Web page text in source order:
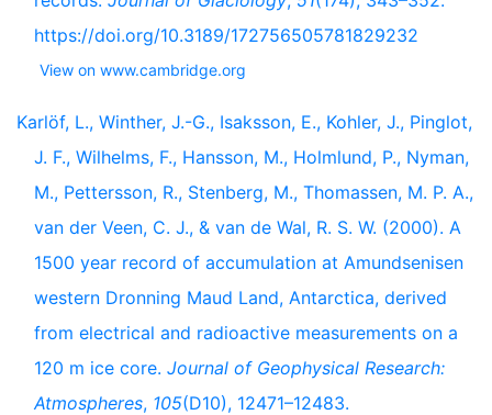
https://doi.org/10.3189/172756505781829232
View on www.cambridge.org
Karlöf, L., Winther, J.-G., Isaksson, E., Kohler, J., Pinglot,
J. F., Wilhelms, F., Hansson, M., Holmlund, P., Nyman,
M., Pettersson, R., Stenberg, M., Thomassen, M. P. A.,
van der Veen, C. J., & van de Wal, R. S. W. (2000). A
1500 year record of accumulation at Amundsenisen
western Dronning Maud Land, Antarctica, derived
from electrical and radioactive measurements on a
120 m ice core. Journal of Geophysical Research:
Atmospheres, 105(D10), 12471–12483.